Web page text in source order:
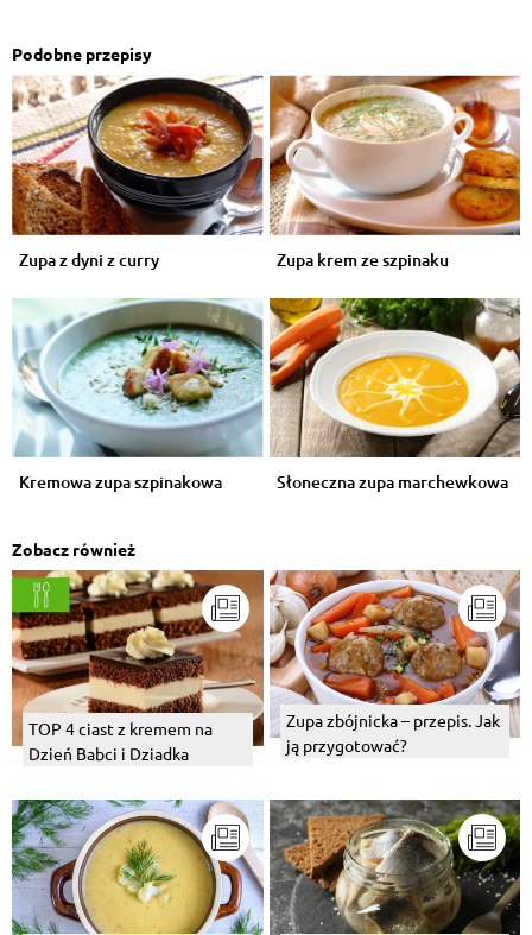
Podobne przepisy
Zupa z dyni z curry Zupa krem ze szpinaku
Kremowa zupa szpinakowa Słoneczna zupa marchewkowa
Zobacz również
TOP 4 ciast z kremem na
Dzień Babci i Dziadka
Zupa zbójnicka – przepis. Jak
ją przygotować?